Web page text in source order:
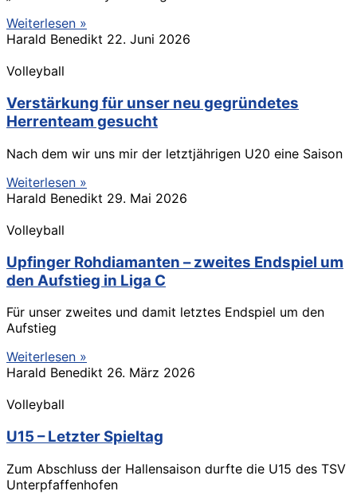
Weiterlesen »
Harald Benedikt 22. Juni 2026
Volleyball
Verstärkung für unser neu gegründetes
Herrenteam gesucht
Nach dem wir uns mir der letztjährigen U20 eine Saison
Weiterlesen »
Harald Benedikt 29. Mai 2026
Volleyball
Upfinger Rohdiamanten – zweites Endspiel um
den Aufstieg in Liga C
Für unser zweites und damit letztes Endspiel um den
Aufstieg
Weiterlesen »
Harald Benedikt 26. März 2026
Volleyball
U15 – Letzter Spieltag
Zum Abschluss der Hallensaison durfte die U15 des TSV
Unterpfaffenhofen